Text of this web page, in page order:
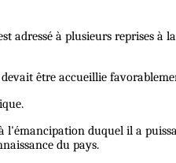
adressé à plusieurs reprises
être accueillie
l'émancipation duquel il a
du pays.